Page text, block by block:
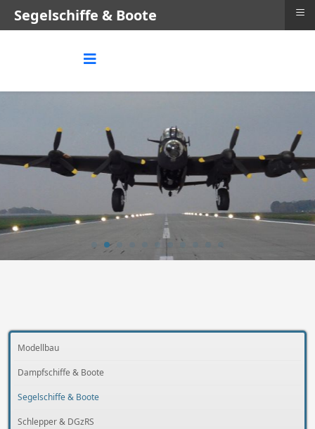
Modellbau
Dampfschiffe & Boote
Segelschiffe & Boote
Schlepper & DGzRS
Segelschiffe & Boote ≡